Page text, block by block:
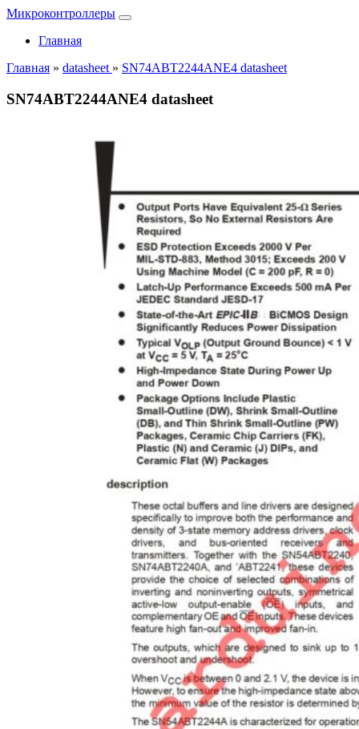
Микроконтроллеры
Главная
Главная » datasheet » SN74ABT2244ANE4 datasheet
SN74ABT2244ANE4 datasheet